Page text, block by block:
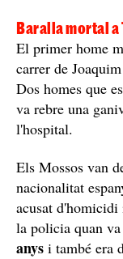
Baralla mortal a
El primer home
carrer de
Dos homes que
va rebre una
l'hospital.
Els Mossos van
nacionalitat
acusat d'homicidi
la policia quan
anys i també era